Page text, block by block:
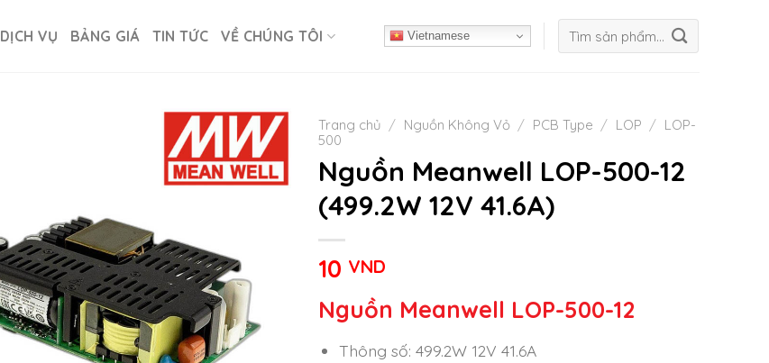
DỊCH VỤ BẢNG GIÁ TIN TỨC VỀ CHÚNG TÔI Vietnamese
kiếm:
Trang chủ / Nguồn Không Vỏ / PCB Type / LOP / LOP-
500
Nguồn Meanwell LOP-500-12
(499.2W 12V 41.6A)
10 VND
Nguồn Meanwell LOP-500-12
Thông số: 499.2W 12V 41.6A